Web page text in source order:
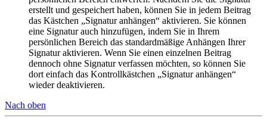
erstellt und gespeichert haben, können Sie in jedem Beitrag
das Kästchen „Signatur anhängen“ aktivieren. Sie können
eine Signatur auch hinzufügen, indem Sie in Ihrem
persönlichen Bereich das standardmäßige Anhängen Ihrer
Signatur aktivieren. Wenn Sie einen einzelnen Beitrag
dennoch ohne Signatur verfassen möchten, so können Sie
dort einfach das Kontrollkästchen „Signatur anhängen“
wieder deaktivieren.
Nach oben